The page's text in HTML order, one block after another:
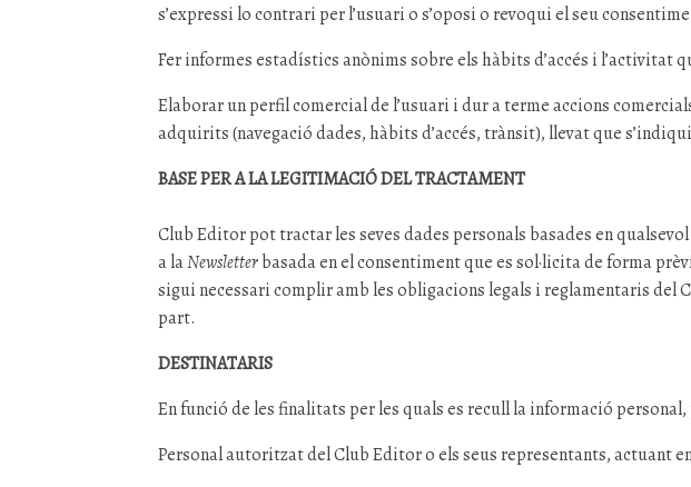
s’expressi lo contrari per l’usuari o s’oposi o revoqui el seu
Fer informes estadístics anònims sobre els hàbits d’accés i l’activitat
Elaborar un perfil comercial de l’usuari i dur a terme accions
adquirits (navegació dades, hàbits d’accés, trànsit), llevat que
BASE PER A LA LEGITIMACIÓ DEL TRACTAMENT
Club Editor pot tractar les seves dades personals basades en
a laNewsletterbasada en el consentiment que es sol·licita de forma
sigui necessari complir amb les obligacions legals i reglamentaris del
part.
DESTINATARIS
En funció de les finalitats per les quals es recull la informació
Personal autoritzat del Club Editor o els seus representants, actuant